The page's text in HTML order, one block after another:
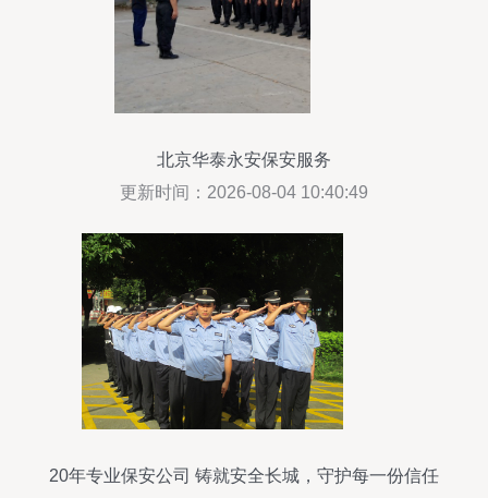
北京华泰永安保安服务
更新时间：2026-08-04 10:40:49
20年专业保安公司 铸就安全长城，守护每一份信任